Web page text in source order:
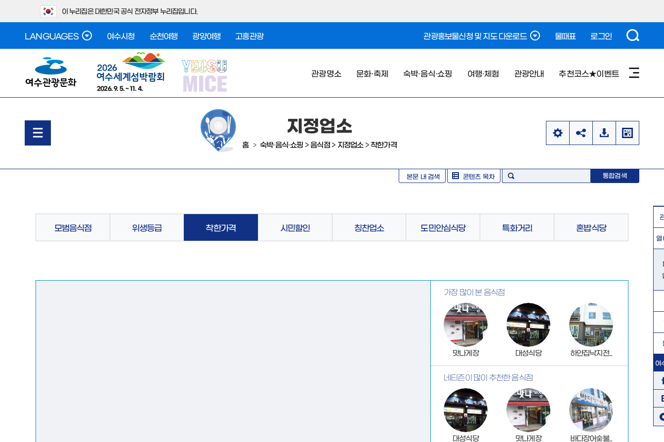
이 누리집은 대한민국 공식 전자정부 누리집입니다.
LANGUAGES 여수시청 순천여행 광양여행 고흥관광 관광홍보물신청 및 지도 다운로드 물때표 로그인
2026. 9. 5. ~ 11. 4.
관광명소 문화·축제 숙박·음식·쇼핑 여행·체험 관광안내 추천코스★이벤트
지정업소
홈 > 숙박·음식·쇼핑 >음식점> 지정업소 > 착한가격
본문 내 검색 콘텐츠 목차 통합검색
모범음식점 위생등급 착한가격 시민할인 칭찬업소 도민안심식당 특화거리 혼밥식당
가장 많이 본 음식점
맛나게장 대성식당 하얀집낙지전..
네티즌이 많이 추천한 음식점
대성식당 맛나게장 바다장어숯불..
열
여